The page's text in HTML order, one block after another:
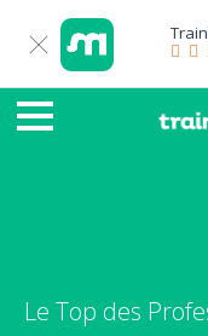
Le Top des